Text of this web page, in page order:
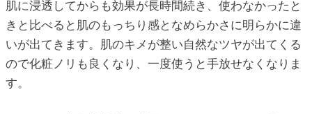
肌に浸透してからも効果が長時間続き、使わなかったと
きと比べると肌のもっちり感となめらかさに明らかに違
いが出てきます。肌のキメが整い自然なツヤが出てくる
ので化粧ノリも良くなり、一度使うと手放せなくなりま
す。